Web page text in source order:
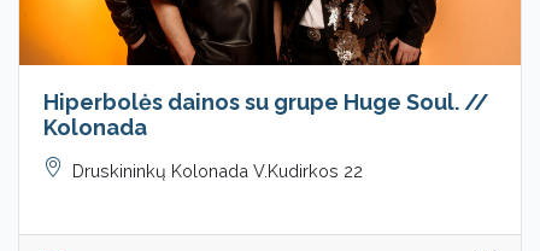
Hiperbolės dainos su grupe Huge Soul. //
Kolonada
Druskininkų Kolonada V.Kudirkos 22